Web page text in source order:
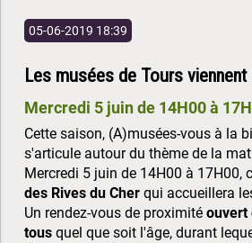
05-06-2019 18:39
Les musées de Tours
Mercredi 5 juin de 14H00 à
Cette saison, (A)musées-vous à la
s'articule autour du thème de la
Mercredi 5 juin de 14H00 à 17H00,
des Rives du Cher qui accueillera
Un rendez-vous de proximité ouvert
tous quel que soit l'âge, durant